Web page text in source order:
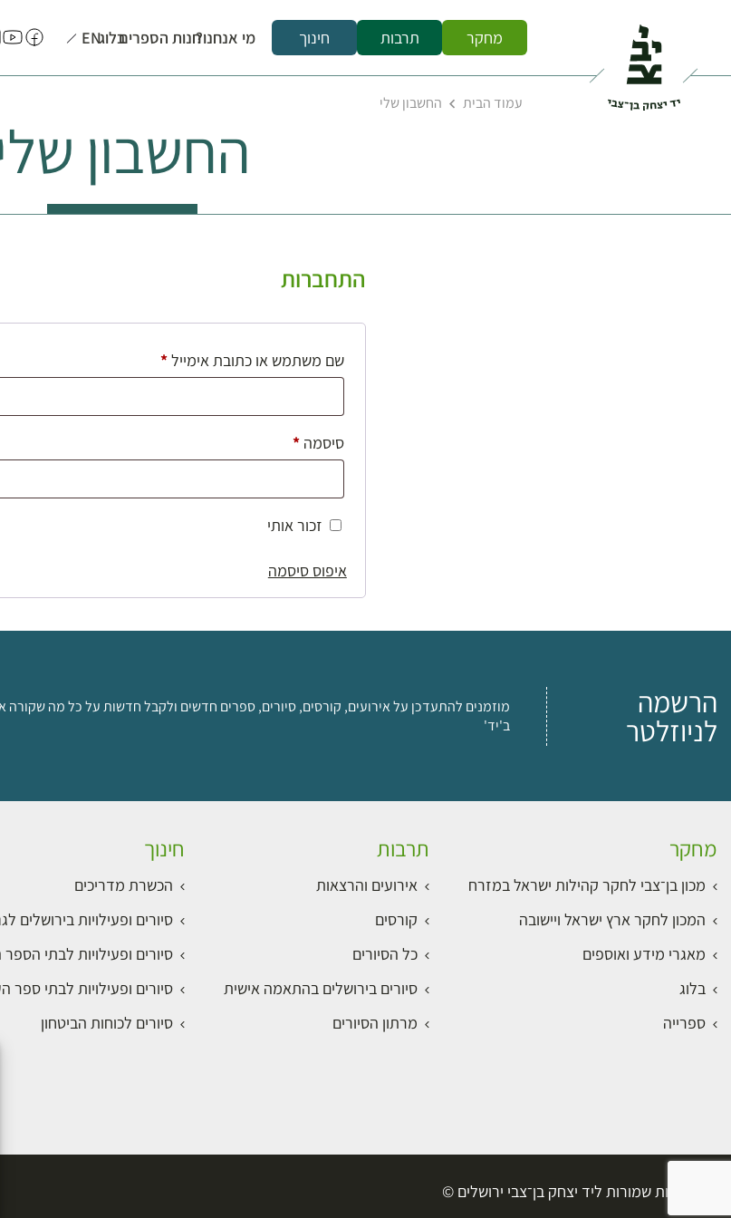
מחקר תרבות חינוך מי אנחנו?חנות הספריםבלוגEN
עמוד הבית החשבון שלי
החשבון
התחברות
שם משתמש או כתובת אימייל*חובה
סיסמה*חובה
זכור אותי
איפוס סיסמה
הרשמה
לניוזלטר
מוזמנים להתעדכן על אירועים, קורסים, סיורים, ספרים חדשים ולקבל חדשות על כל מה שקורה
ב'יד'
מחקר
מכון בן־צבי לחקר קהילות ישראל במזרח
המכון לחקר ארץ ישראל ויישובה
מאגרי מידע ואוספים
בלוג
ספרייה
תרבות
אירועים והרצאות
קורסים
כל הסיורים
סיורים בירושלים בהתאמה אישית
מרתון הסיורים
חינוך
הכשרת מדריכים
סיורים ופעילויות בירושלים
סיורים ופעילויות לבתי הספר
סיורים ופעילויות לבתי ספר
סיורים לכוחות הביטחון
כל הזכויות שמורות ליד יצחק בן־צבי ירושלים ©